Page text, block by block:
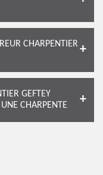
CHARPENTIER
GEFTEY
CHARPENTE